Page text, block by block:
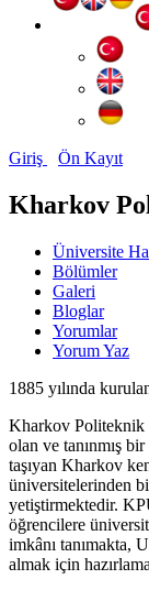
Giriş Ön Kayıt
Kharkov
Üniversite
Bölümler
Galeri
Bloglar
Yorumlar
Yorum Yaz
1885 yılında
Kharkov Politeknik
olan ve tanınmış
taşıyan Kharkov
üniversitelerinden
yetiştirmektedir.
öğrencilere
imkânı tanımakta,
almak için